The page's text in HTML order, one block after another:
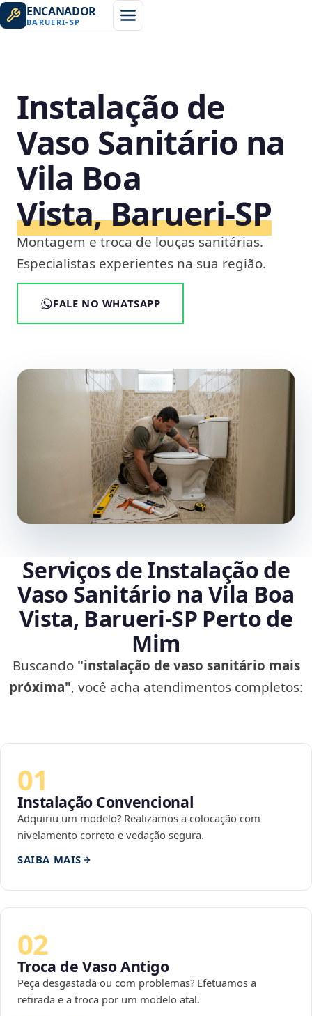
ENCANADOR
BARUERI-SP
Instalação de
Vaso Sanitário na
Vila Boa
Vista, Barueri‑SP
Montagem e troca de louças sanitárias.
Especialistas experientes na sua região.
FALE NO WHATSAPP
Serviços de Instalação de
Vaso Sanitário na Vila Boa
Vista, Barueri‑SP Perto de
Mim
Buscando "instalação de vaso sanitário mais
próxima", você acha atendimentos completos:
01
Instalação Convencional
Adquiriu um modelo? Realizamos a colocação com
nivelamento correto e vedação segura.
SAIBA MAIS
02
Troca de Vaso Antigo
Peça desgastada ou com problemas? Efetuamos a
retirada e a troca por um modelo atal.